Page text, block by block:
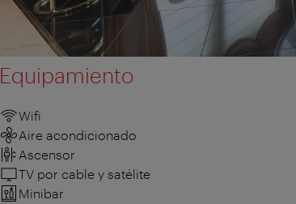
Equipamiento
Wifi
Aire acondicionado
Ascensor
TV por cable y satélite
Minibar